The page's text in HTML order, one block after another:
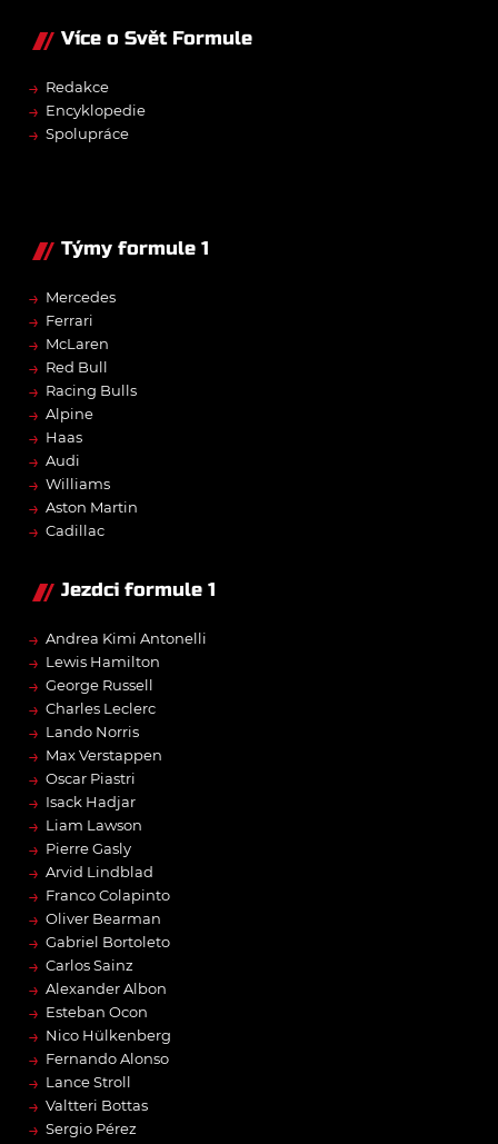
Více o Svět Formule
→ Redakce
→ Encyklopedie
→ Spolupráce
Týmy formule 1
→ Mercedes
→ Ferrari
→ McLaren
→ Red Bull
→ Racing Bulls
→ Alpine
→ Haas
→ Audi
→ Williams
→ Aston Martin
→ Cadillac
Jezdci formule 1
→ Andrea Kimi Antonelli
→ Lewis Hamilton
→ George Russell
→ Charles Leclerc
→ Lando Norris
→ Max Verstappen
→ Oscar Piastri
→ Isack Hadjar
→ Liam Lawson
→ Pierre Gasly
→ Arvid Lindblad
→ Franco Colapinto
→ Oliver Bearman
→ Gabriel Bortoleto
→ Carlos Sainz
→ Alexander Albon
→ Esteban Ocon
→ Nico Hülkenberg
→ Fernando Alonso
→ Lance Stroll
→ Valtteri Bottas
→ Sergio Pérez